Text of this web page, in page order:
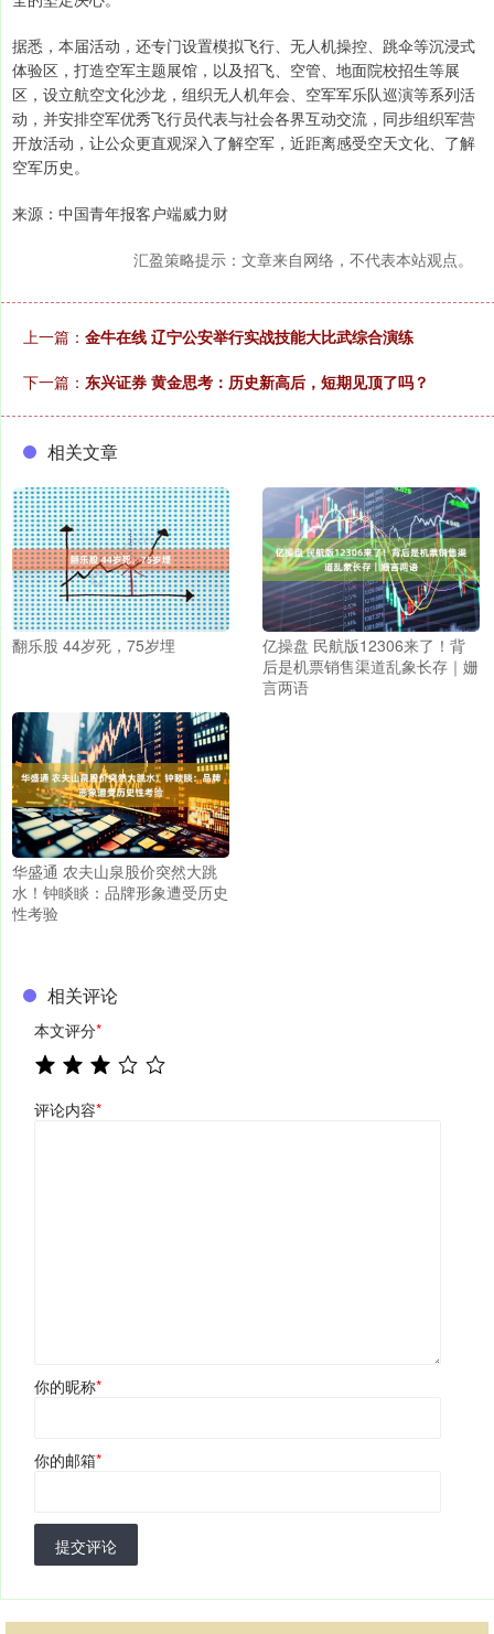
据悉，本届活动，还专门设置模拟飞行、无人机操控、跳伞等沉浸式
体验区，打造空军主题展馆，以及招飞、空管、地面院校招生等展
区，设立航空文化沙龙，组织无人机年会、空军军乐队巡演等系列活
动，并安排空军优秀飞行员代表与社会各界互动交流，同步组织军营
开放活动，让公众更直观深入了解空军，近距离感受空天文化、了解
空军历史。
来源：中国青年报客户端威力财
汇盈策略提示：文章来自网络，不代表本站观点。
上一篇： 金牛在线 辽宁公安举行实战技能大比武综合演练
下一篇： 东兴证券 黄金思考：历史新高后，短期见顶了吗？
相关文章
翻乐股 44岁死，75岁埋
亿操盘 民航版12306来了！背
后是机票销售渠道乱象长存｜姗
言两语
华盛通 农夫山泉股价突然大跳
水！钟睒睒：品牌形象遭受历史
性考验
相关评论
本文评分*
评论内容*
你的昵称*
你的邮箱*
提交评论